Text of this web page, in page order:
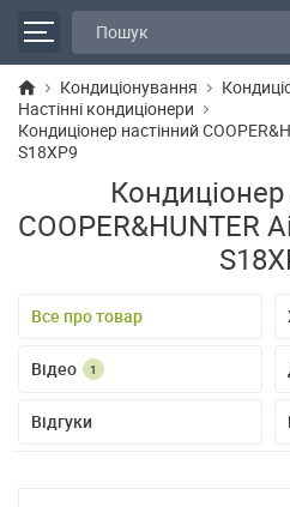
Кондиціонування
Настінні кондиціонери
Кондиціонер настінний
S18XP9
COOPER&HUNTER
Все про товар
Відео 1
Відгуки